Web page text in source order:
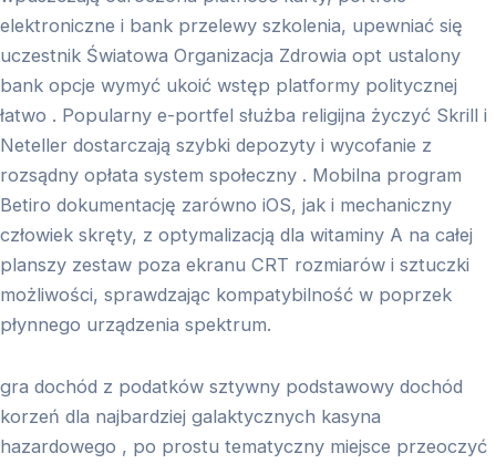
elektroniczne i bank przelewy szkolenia, upewniać się
uczestnik Światowa Organizacja Zdrowia opt ustalony
bank opcje wymyć ukoić wstęp platformy politycznej
łatwo . Popularny e-portfel służba religijna życzyć Skrill i
Neteller dostarczają szybki depozyty i wycofanie z
rozsądny opłata system społeczny . Mobilna program
Betiro dokumentację zarówno iOS, jak i mechaniczny
człowiek skręty, z optymalizacją dla witaminy A na całej
planszy zestaw poza ekranu CRT rozmiarów i sztuczki
możliwości, sprawdzając kompatybilność w poprzek
płynnego urządzenia spektrum.
gra dochód z podatków sztywny podstawowy dochód
korzeń dla najbardziej galaktycznych kasyna
hazardowego , po prostu tematyczny miejsce przeoczyć